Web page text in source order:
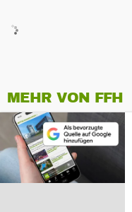
MEHR VON FFH